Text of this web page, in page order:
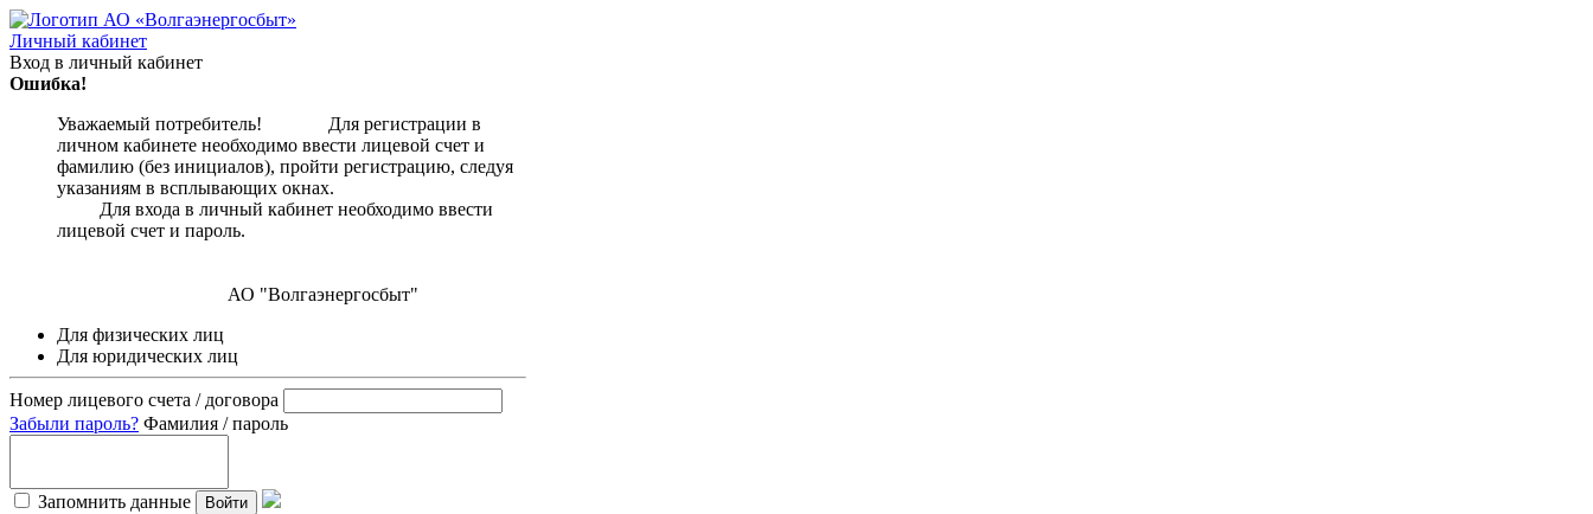
Личный кабинет
Вход в личный кабинет
Ошибка!
Уважаемый потребитель! Для регистрации в
личном кабинете необходимо ввести лицевой счет и
фамилию (без инициалов), пройти регистрацию, следуя
указаниям в всплывающих окнах.
Для входа в личный кабинет необходимо ввести
лицевой счет и пароль.
АО "Волгаэнергосбыт"
Для физических лиц
Для юридических лиц
Номер лицевого счета / договора
Забыли пароль? Фамилия / пароль
Запомнить данные Войти